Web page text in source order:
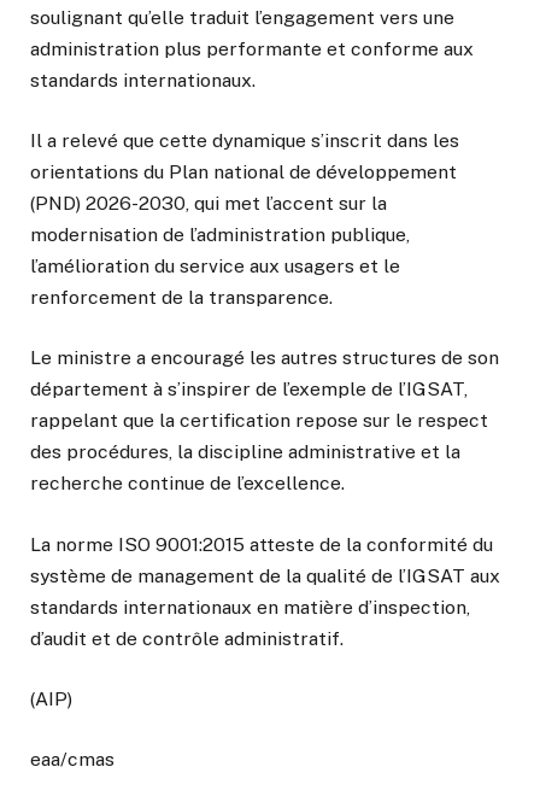
soulignant qu’elle traduit l’engagement vers une
administration plus performante et conforme aux
standards internationaux.
Il a relevé que cette dynamique s’inscrit dans les
orientations du Plan national de développement
(PND) 2026-2030, qui met l’accent sur la
modernisation de l’administration publique,
l’amélioration du service aux usagers et le
renforcement de la transparence.
Le ministre a encouragé les autres structures de son
département à s’inspirer de l’exemple de l’IGSAT,
rappelant que la certification repose sur le respect
des procédures, la discipline administrative et la
recherche continue de l’excellence.
La norme ISO 9001:2015 atteste de la conformité du
système de management de la qualité de l’IGSAT aux
standards internationaux en matière d’inspection,
d’audit et de contrôle administratif.
(AIP)
eaa/cmas